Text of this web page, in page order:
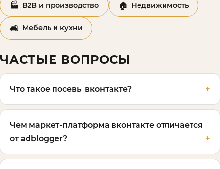
🏭 B2B и производство 🏠 Недвижимость
🛋️ Мебель и кухни
ЧАСТЫЕ ВОПРОСЫ
Что такое посевы вконтакте?
Чем маркет-платформа вконтакте отличается
от adblogger?